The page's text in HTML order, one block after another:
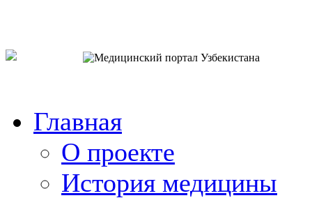
Главная
О проекте
История медицины